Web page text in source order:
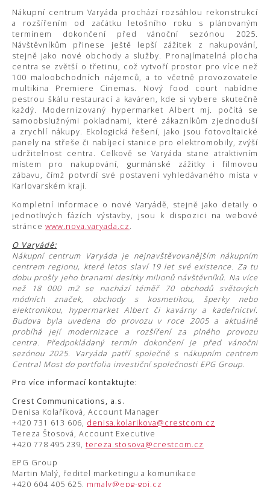
Nákupní centrum Varyáda prochází rozsáhlou rekonstrukcí
a rozšířením od začátku letošního roku s plánovaným
termínem dokončení před vánoční sezónou 2025.
Návštěvníkům přinese ještě lepší zážitek z nakupování,
stejně jako nové obchody a služby. Pronajímatelná plocha
centra se zvětší o třetinu, což vytvoří prostor pro více než
100 maloobchodních nájemců, a to včetně provozovatele
multikina Premiere Cinemas. Nový food court nabídne
pestrou škálu restaurací a kaváren, kde si vybere skutečně
každý. Modernizovaný hypermarket Albert mj. počítá se
samoobslužnými pokladnami, které zákazníkům zjednoduší
a zrychlí nákupy. Ekologická řešení, jako jsou fotovoltaické
panely na střeše či nabíjecí stanice pro elektromobily, zvýší
udržitelnost centra. Celkově se Varyáda stane atraktivním
místem pro nakupování, gurmánské zážitky i filmovou
zábavu, čímž potvrdí své postavení vyhledávaného místa v
Karlovarském kraji.
Kompletní informace o nové Varyádě, stejně jako detaily o
jednotlivých fázích výstavby, jsou k dispozici na webové
stránce www.nova.varyada.cz.
O Varyádě:
Nákupní centrum Varyáda je nejnavštěvovanějším nákupním
centrem regionu, které letos slaví 19 let své existence. Za tu
dobu prošly jeho branami desítky milionů návštěvníků. Na více
než 18 000 m2 se nachází téměř 70 obchodů světových
módních značek, obchody s kosmetikou, šperky nebo
elektronikou, hypermarket Albert či kavárny a kadeřnictví.
Budova byla uvedena do provozu v roce 2005 a aktuálně
probíhá její modernizace a rozšíření za plného provozu
centra. Předpokládaný termín dokončení je před vánoční
sezónou 2025. Varyáda patří společně s nákupním centrem
Central Most do portfolia investiční společnosti EPG Group.
Pro více informací kontaktujte:
Crest Communications, a.s.
Denisa Kolaříková, Account Manager
+420 731 613 606, denisa.kolarikova@crestcom.cz
Tereza Štosová, Account Executive
+420 778 495 239, tereza.stosova@crestcom.cz
EPG Group
Martin Malý, ředitel marketingu a komunikace
+420 604 405 625, mmaly@epg-gpi.cz